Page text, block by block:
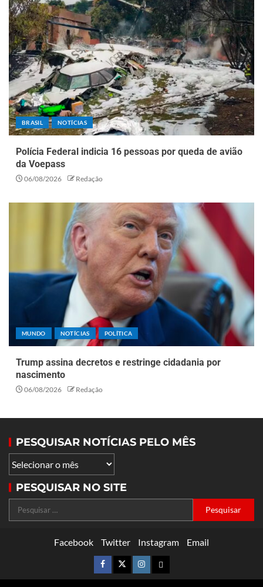
BRASIL NOTÍCIAS
Polícia Federal indicia 16 pessoas por queda de avião
da Voepass
06/08/2026 Redação
MUNDO NOTÍCIAS POLÍTICA
Trump assina decretos e restringe cidadania por
nascimento
06/08/2026 Redação
PESQUISAR NOTÍCIAS PELO MÊS
PESQUISAR NO SITE
Facebook Twitter Instagram Email